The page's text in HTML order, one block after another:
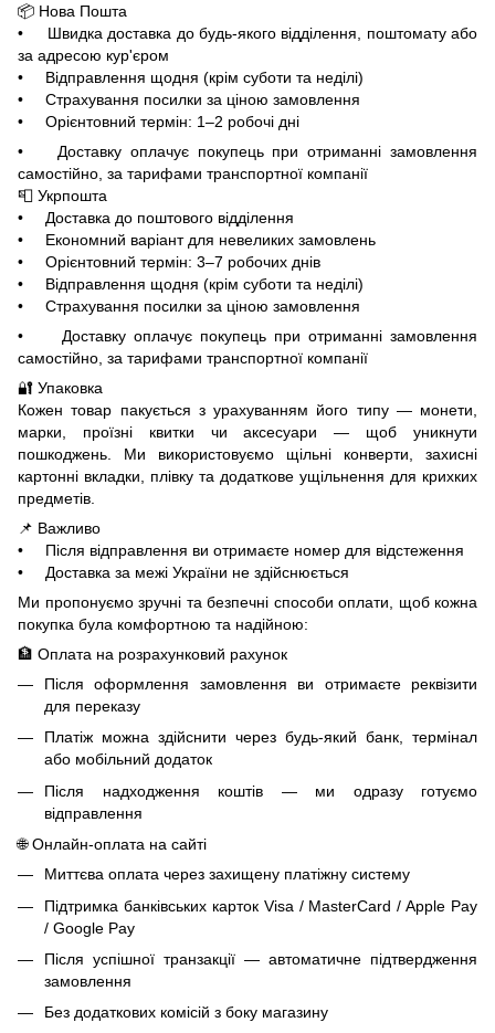
📦 Нова Пошта
• Швидка доставка до будь-якого відділення, поштомату або
за адресою кур'єром
• Відправлення щодня (крім суботи та неділі)
• Страхування посилки за ціною замовлення
• Орієнтовний термін: 1–2 робочі дні
• Доставку оплачує покупець при отриманні замовлення
самостійно, за тарифами транспортної компанії
📮 Укрпошта
• Доставка до поштового відділення
• Економний варіант для невеликих замовлень
• Орієнтовний термін: 3–7 робочих днів
• Відправлення щодня (крім суботи та неділі)
• Страхування посилки за ціною замовлення
• Доставку оплачує покупець при отриманні замовлення
самостійно, за тарифами транспортної компанії
🔐 Упаковка
Кожен товар пакується з урахуванням його типу — монети,
марки, проїзні квитки чи аксесуари — щоб уникнути
пошкоджень. Ми використовуємо щільні конверти, захисні
картонні вкладки, плівку та додаткове ущільнення для крихких
предметів.
📌 Важливо
• Після відправлення ви отримаєте номер для відстеження
• Доставка за межі України не здійснюється
Ми пропонуємо зручні та безпечні способи оплати, щоб кожна
покупка була комфортною та надійною:
🏦 Оплата на розрахунковий рахунок
Після оформлення замовлення ви отримаєте реквізити
для переказу
Платіж можна здійснити через будь-який банк, термінал
або мобільний додаток
Після надходження коштів — ми одразу готуємо
відправлення
🌐 Онлайн-оплата на сайті
Миттєва оплата через захищену платіжну систему
Підтримка банківських карток Visa / MasterCard / Apple Pay
/ Google Pay
Після успішної транзакції — автоматичне підтвердження
замовлення
Без додаткових комісій з боку магазину